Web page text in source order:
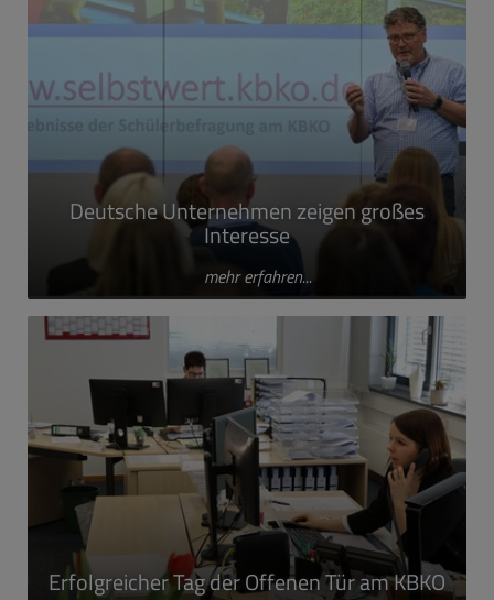
Deutsche Unternehmen zeigen großes
Interesse
mehr erfahren...
Erfolgreicher Tag der Offenen Tür am KBKO